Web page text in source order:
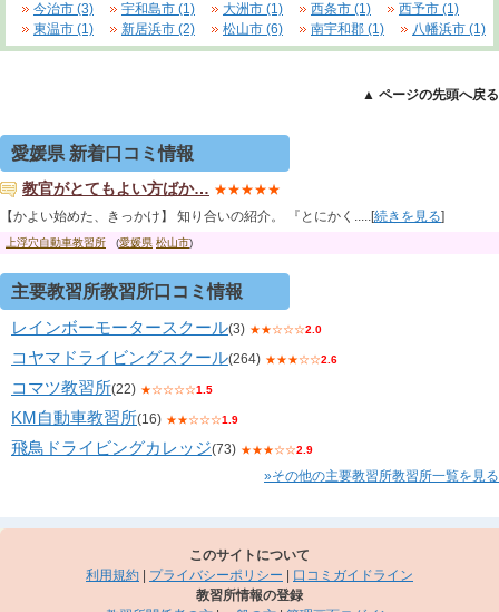
今治市 (3)
宇和島市 (1) 大洲市 (1) 西条市 (1)
西予市 (1)
東温市 (1)
新居浜市 (2) 松山市 (6) 南宇和郡 (1) 八幡浜市 (1)
▲ ページの先頭へ戻る
愛媛県 新着口コミ情報
教官がとてもよい方ばか… ★★★★★
【かよい始めた、きっかけ】 知り合いの紹介。 『とにかく.....[続きを見る]
上浮穴自動車教習所 (愛媛県 松山市)
主要教習所教習所口コミ情報
レインボーモータースクール(3) ★★☆☆☆2.0
コヤマドライビングスクール(264) ★★★☆☆2.6
コマツ教習所(22) ★☆☆☆☆1.5
KM自動車教習所(16) ★★☆☆☆1.9
飛鳥ドライビングカレッジ(73) ★★★☆☆2.9
»その他の主要教習所教習所一覧を見る
このサイトについて
利用規約
プライバシーポリシー
口コミガイドライン
教習所情報の登録